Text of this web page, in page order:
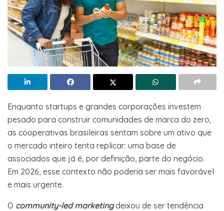
Enquanto startups e grandes corporações investem
pesado para construir comunidades de marca do zero,
as cooperativas brasileiras sentam sobre um ativo que
o mercado inteiro tenta replicar: uma base de
associados que já é, por definição, parte do negócio.
Em 2026, esse contexto não poderia ser mais favorável
e mais urgente.
O community-led marketingdeixou de ser tendência